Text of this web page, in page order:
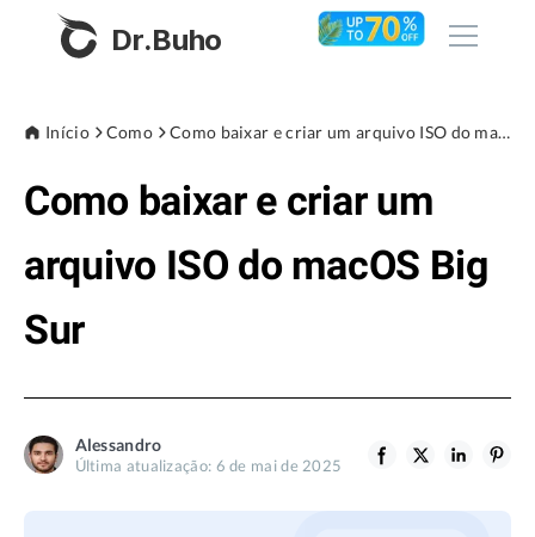
Dr.Buho
Produtos
BuhoCleaner
BuhoLaunchpad
Loja
Blog
Início Como Como baixar e criar um arquivo ISO do macOS Big Sur
Como baixar e criar um
arquivo ISO do macOS Big
Sur
Alessandro
Última atualização: 6 de mai de 2025